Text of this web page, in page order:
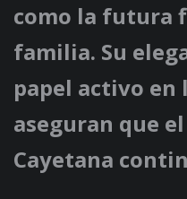
como la futura
familia. Su
papel activo en
aseguran que
Cayetana